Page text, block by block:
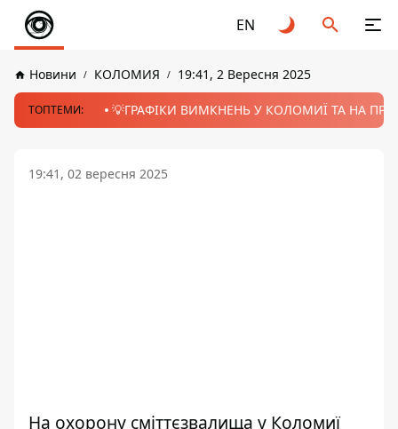
EN
Новини КОЛОМИЯ 19:41, 2 Вересня 2025
ТОПТЕМИ: 💡ГРАФІКИ ВИМКНЕНЬ У КОЛОМИЇ ТА НА
19:41, 02 вересня 2025
На охорону сміттєзвалища у Коломиї